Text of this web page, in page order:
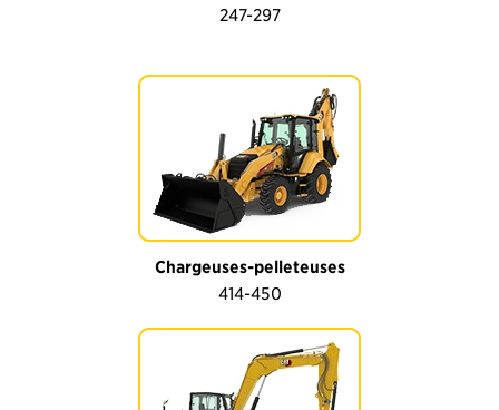
247-297
Chargeuses-pelleteuses
414-450